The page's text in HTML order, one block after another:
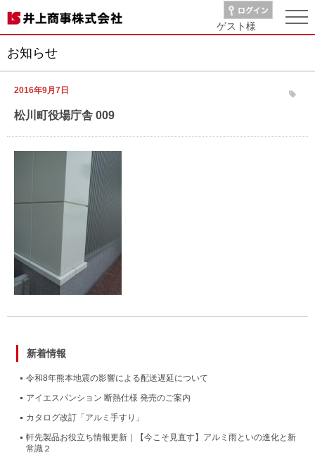
ゲスト様
お知らせ
2016年9月7日
松川町役場庁舎 009
新着情報
令和8年熊本地震の影響による配送遅延について
アイエスパンション 断熱仕様 発売のご案内
カタログ改訂「アルミ手すり」
軒先製品お役立ち情報更新｜【今こそ見直す】アルミ雨といの進化と新
常識２